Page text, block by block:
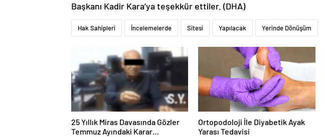
Başkanı Kadir Kara’ya teşekkür ettiler. (DHA)
Hak Sahipleri İncelemelerde Sitesi Yapılacak Yerinde Dönüşüm
25 Yıllık Miras Davasında Gözler
Temmuz Ayındaki Karar
Ortopodoloji İle Diyabetik Ayak
Yarası Tedavisi